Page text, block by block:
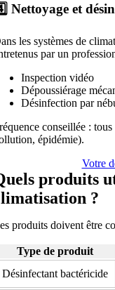
Nettoyage et
les systèmes de
par un
Inspection vidéo
Dépoussiérage
Désinfection par
conseillée : tous
épidémie).
Votre
produits
?
produits doivent être
Type de produit
Désinfectant bactéricide